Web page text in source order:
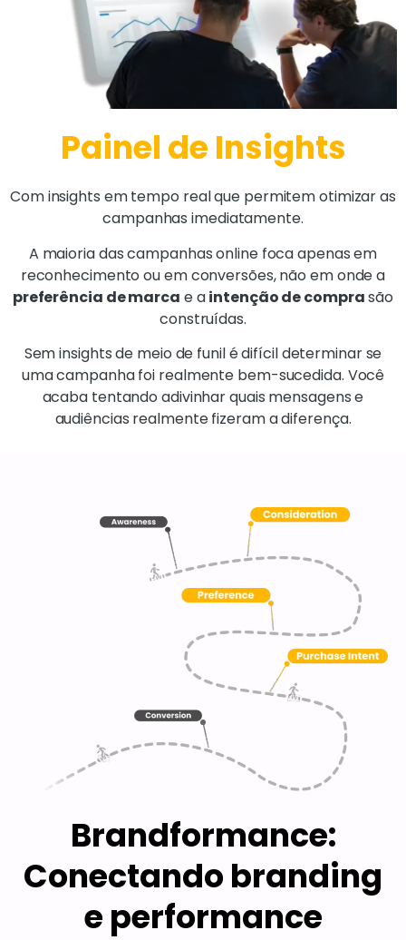
Painel de Insights
Com insights em tempo real que permitem otimizar as
campanhas imediatamente.
A maioria das campanhas online foca apenas em
reconhecimento ou em conversões, não em onde a
preferência de marca e aintenção de comprasão
construídas.
Sem insights de meio de funil é difícil determinar se
uma campanha foi realmente bem-sucedida. Você
acaba tentando adivinhar quais mensagens e
audiências realmente fizeram a diferença.
Brandformance:
Conectando branding
e performance